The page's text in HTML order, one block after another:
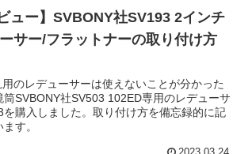
ュー】SVBONY社SV193 2インチ
サー/フラットナーの取り付け方
のレデューサーは使えないことが分かった
SVBONY社SV503 102ED専用のレデューサ
購入しました。取り付け方を備忘録的に記
す。